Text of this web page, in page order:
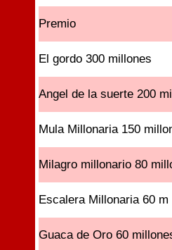
Premio
El gordo 300 millones
Angel de la suerte 200
Mula Millonaria 150
Milagro millonario 80
Escalera Millonaria 60 m
Guaca de Oro 60